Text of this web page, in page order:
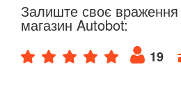
Залиште своє враження
магазин Autobot:
19